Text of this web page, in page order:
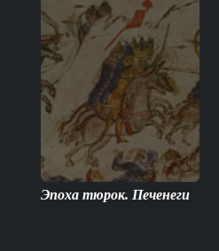
Эпоха тюрок. Печенеги